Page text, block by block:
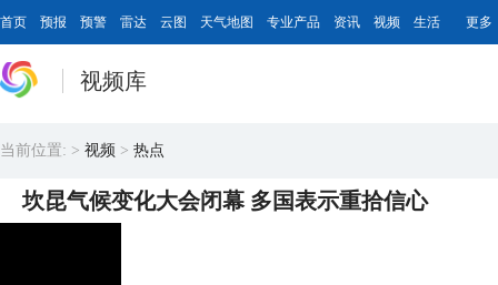
首页 预报 预警 雷达 云图 天气地图 专业产品 资讯 视频 生活 更多
视频库
当前位置: > 视频 > 热点
坎昆气候变化大会闭幕 多国表示重拾信心